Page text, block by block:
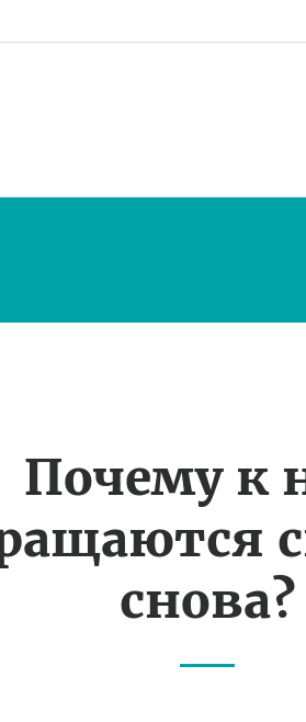
Почему к
снова?